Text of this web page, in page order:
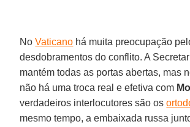
NoVaticano há muita preocupação
desdobramentos do conflito. A
mantém todas as portas abertas, mas
não há uma troca real e efetiva com
verdadeiros interlocutores são os
mesmo tempo, a embaixada russa